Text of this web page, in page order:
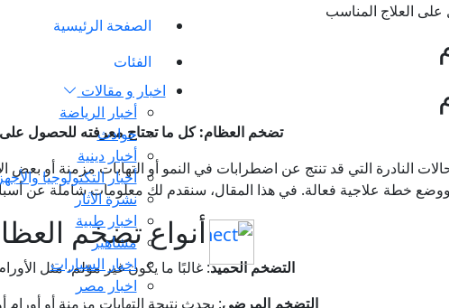
العلاج المناسب
الصفحة الرئيسية
الفئات
اخبار و مقالات
أخبار الرياضة
حوادث
أخبار دينية
أخبار التكنولوجيا
نشرة الآثار
اخبار طبية
مشاهير
اخبار السيارات
اخبار مصر
تضخم العظام: كل ما تحتاج معرفته للحصول على
النادرة التي قد تنتج عن اضطرابات في النمو أو التهابات مزمنة أو
خطة علاجية فعالة. في هذا المقال، سنقدم لك معلومات شاملة عن
أنواع تضخم
التضخم الحميد: غالبًا ما يكون غير مؤلم، مثل
التضخم المرضي: يحدث نتيجة التهابات مزمنة أو أورام